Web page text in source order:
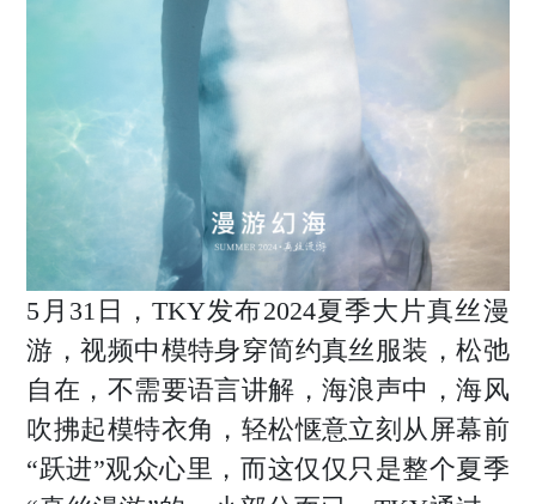
5月31日，TKY发布2024夏季大片真丝漫
游，视频中模特身穿简约真丝服装，松弛
自在，不需要语言讲解，海浪声中，海风
吹拂起模特衣角，轻松惬意立刻从屏幕前
“跃进”观众心里，而这仅仅只是整个夏季